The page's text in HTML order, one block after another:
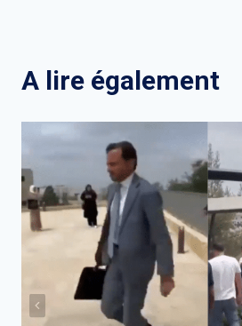
A lire également